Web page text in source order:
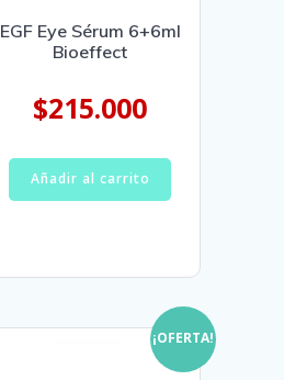
EGF Eye Sérum 6+6ml
Bioeffect
$215.000
Añadir al carrito
¡OFERTA!